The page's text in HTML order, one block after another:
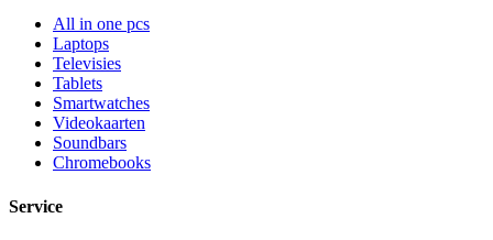
All in one pcs
Laptops
Televisies
Tablets
Smartwatches
Videokaarten
Soundbars
Chromebooks
Service